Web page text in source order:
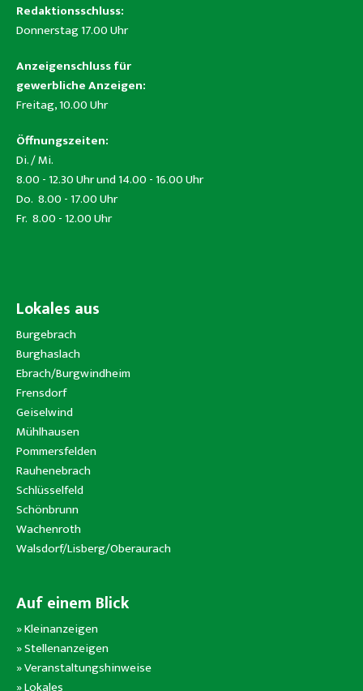
Redaktionsschluss:
Donnerstag 17.00 Uhr
Anzeigenschluss für
gewerbliche Anzeigen:
Freitag, 10.00 Uhr
Öffnungszeiten:
Di. / Mi.
8.00 - 12.30 Uhr und 14.00 - 16.00 Uhr
Do. 8.00 - 17.00 Uhr
Fr. 8.00 - 12.00 Uhr
Lokales aus
Burgebrach
Burghaslach
Ebrach/Burgwindheim
Frensdorf
Geiselwind
Mühlhausen
Pommersfelden
Rauhenebrach
Schlüsselfeld
Schönbrunn
Wachenroth
Walsdorf/Lisberg/Oberaurach
Auf einem Blick
»Kleinanzeigen
»Stellenanzeigen
»Veranstaltungshinweise